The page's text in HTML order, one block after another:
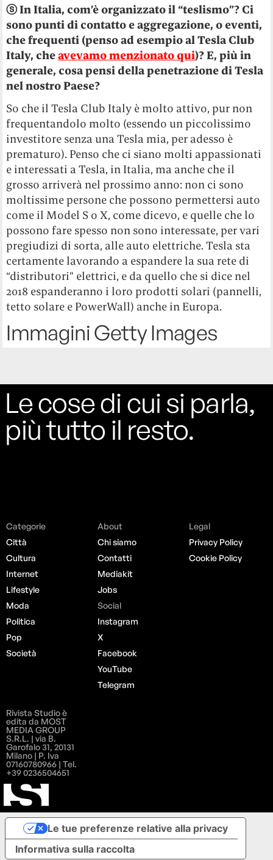
ⓢ In Italia, com’è organizzato il “teslismo”? Ci
sono punti di contatto e aggregazione, o eventi,
che frequenti (penso ad esempio al Tesla Club
Italy, cheavevamo menzionato qui)? E, più in
generale, cosa pensi della penetrazione di Tesla
nel nostro Paese?
So che il Tesla Club Italy è molto attivo, pur non
frequentandolo molto (essendo un piccolissimo
investitore senza una Tesla mia, per adesso è
prematuro). Penso che ci siano molti appassionati
e interessati a Tesla, in Italia, ma anche che il
grosso arriverà nel prossimo anno: non ci sono
moltissime persone che possono permettersi auto
come il Model S o X, come dicevo, e quelle che lo
possono fare spesso non sono interessate, per vari
pregiudizi di sorta, alle auto elettriche. Tesla sta
certamente lavorando a espandere la sua rete di
“distributori” elettrici, e da quello che si dice nel
2018 espanderanno i loro prodotti solari (pannelli,
tetto solare e PowerWall) anche in Europa.
Immagini Getty Images
Le cose di cui si parla,
più tutto il resto.
Categorie
Città
Cultura
Internet
Lifestyle
Moda
Politica
Pop
Società
About
Chi siamo
Contatti
Mediakit
Jobs
Social
Instagram
X
Facebook
YouTube
Telegram
Legal
Privacy Policy
Cookie Policy
Rivista Studio è
edita da MOST
MEDIA GROUP
S.R.L. | via B.
Garofalo 31, 20131
Milano | P. Iva
07160780966 | Tel.
+39 0236504651
Informativa sulla raccolta
Le tue preferenze relative alla privacy